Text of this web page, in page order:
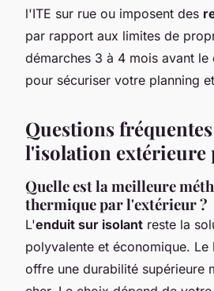
l'ITE sur rue ou imposent des
par rapport aux limites de
démarches 3 à 4 mois avant le
pour sécuriser votre planning
Questions
l'isolation extérieure
Quelle est la meilleure
thermique par l'extérieur ?
L'enduit sur isolant reste la
polyvalente et économique. Le
offre une durabilité supérieure